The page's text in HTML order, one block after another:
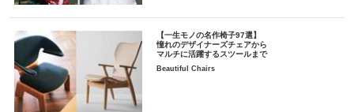
【一生モノの名作椅子97選】
憧れのデザイナーズチェアから
マルチに活躍するスツールまで
Beautiful Chairs